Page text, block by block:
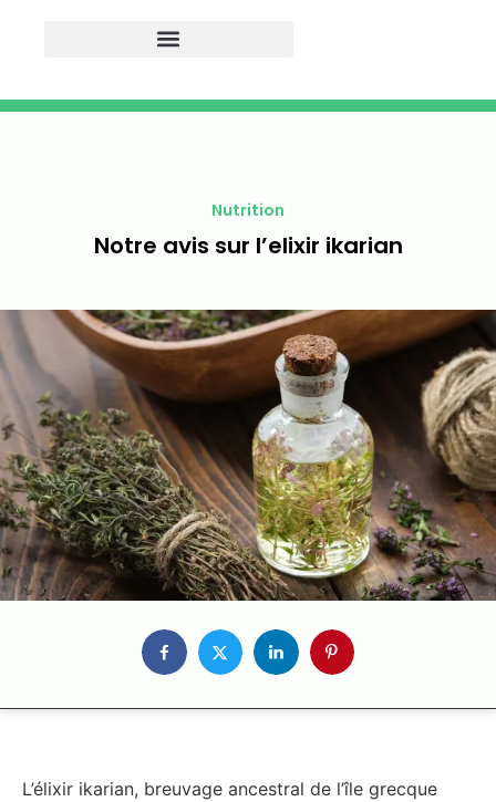
Nutrition
Notre avis sur l’elixir ikarian
L’élixir ikarian, breuvage ancestral de l’île grecque